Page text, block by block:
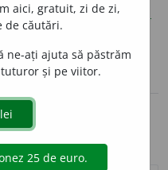
opțiuni
aici, gratuit, zi de zi,
de căutări.
ne-ați ajuta să păstrăm
și pe viitor.